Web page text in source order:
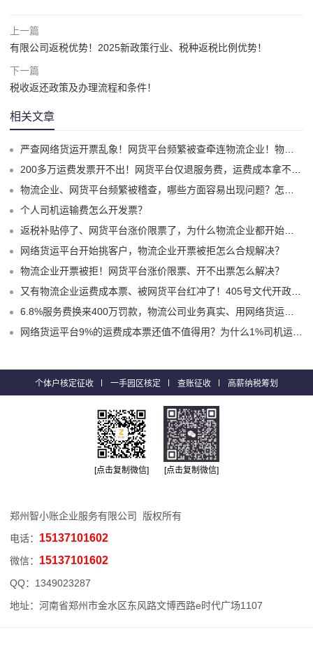
上一篇
有限公司返税优势！2025新政策行业、税种返税比例优势！
下一篇
税收返还政策及办理流程和条件！
相关文章
严查网络货运开票乱象！网货平台频繁被查牵连物流企业！物流企业该怎么合规拿到运费成本票？
200多万运费发票开不出！网货平台仅退服务费，运费成本拿不到怎么办？
物流企业、网货平台频繁被稽查，哪些方面容易出现问题？怎么实现合规经营？
个人司机运输费怎么开发票？
返税补贴停了、网货平台涨价限票了，为什么物流企业都开始选择1%司机运费成本票了？
网络货运平台开始挑客户，物流企业开票被拒怎么合规解决？
物流企业开票被拒！网货平台涨价限票、开不出票怎么解决？
又有物流企业运费成本票、被网货平台红冲了！405号文代开政策、试点平台合规破局！
6.8%服务费换来400万罚款，物流公司业务真实、用网络货运平台9%运费票就不会有问题嘛？
网络货运平台9%的运费成本票还值不值得用？为什么1%司机运费票更适合物流企业？
个体户核定征收 一手园区核定 查账征收 高薪纳税筹划
[点击复制微信] [点击复制微信]
郑州智小账企业服务有限公司 版权所有
电话： 15137101602
微信： 15137101602
QQ： 1349023287
地址：河南省郑州市金水区东风路文博西路e时代广场1107